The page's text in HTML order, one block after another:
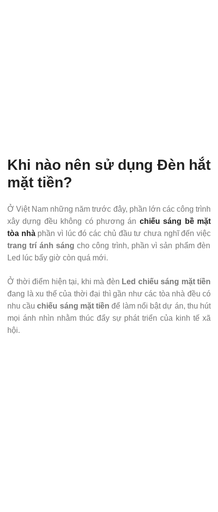
Khi nào nên sử dụng Đèn hắt
mặt tiền?
Ở Việt Nam những năm trước đây, phần lớn các công trình
xây dựng đều không có phương án chiếu sáng bề mặt
tòa nhàphần vì lúc đó các chủ đầu tư chưa nghĩ đến việc
trang trí ánh sáng cho công trình, phần vì sản phẩm đèn
Led lúc bấy giờ còn quá mới.
Ở thời điểm hiện tại, khi mà đèn Led chiếu sáng mặt tiền
đang là xu thế của thời đại thì gần như các tòa nhà đều có
nhu cầuchiếu sáng mặt tiền để làm nổi bật dự án, thu hút
mọi ánh nhìn nhằm thúc đẩy sự phát triển của kinh tế xã
hội.